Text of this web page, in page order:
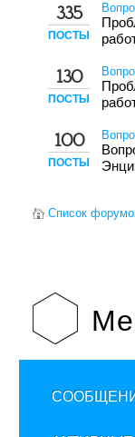
335
ПОСТЫ
130
ПОСТЫ
100
ПОСТЫ
Список